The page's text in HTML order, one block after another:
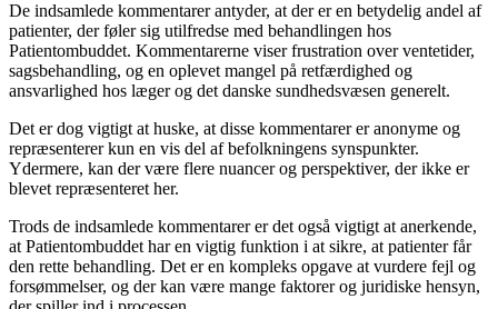
De indsamlede kommentarer antyder, at der er en betydelig andel af
patienter, der føler sig utilfredse med behandlingen hos
Patientombuddet. Kommentarerne viser frustration over ventetider,
sagsbehandling, og en oplevet mangel på retfærdighed og
ansvarlighed hos læger og det danske sundhedsvæsen generelt.
Det er dog vigtigt at huske, at disse kommentarer er anonyme og
repræsenterer kun en vis del af befolkningens synspunkter.
Ydermere, kan der være flere nuancer og perspektiver, der ikke er
blevet repræsenteret her.
Trods de indsamlede kommentarer er det også vigtigt at anerkende,
at Patientombuddet har en vigtig funktion i at sikre, at patienter får
den rette behandling. Det er en kompleks opgave at vurdere fejl og
forsømmelser, og der kan være mange faktorer og juridiske hensyn,